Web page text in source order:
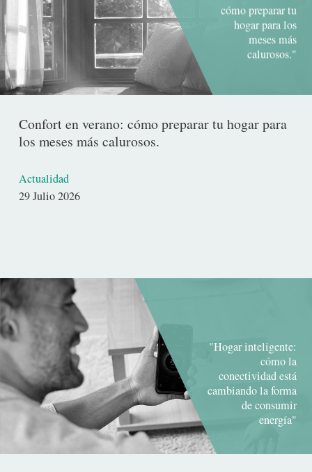
cómo preparar tu
hogar para los
meses más
calurosos."
Confort en verano: cómo preparar tu hogar para
los meses más calurosos.
Actualidad
Fecha29 Julio 2026
"Hogar inteligente:
cómo la
conectividad está
cambiando la forma
de consumir
energía"